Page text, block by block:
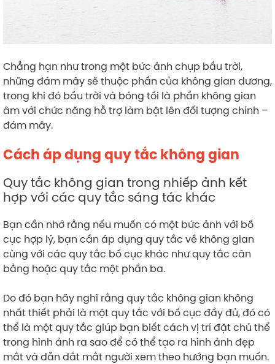
Chẳng hạn như trong một bức ảnh chụp bầu trời,
những đám mây sẽ thuộc phần của không gian dương,
trong khi đó bầu trời và bóng tối là phần không gian
âm với chức năng hỗ trợ làm bật lên đối tượng chính –
đám mây.
Cách áp dụng quy tắc không gian
Quy tắc không gian trong nhiếp ảnh kết
hợp với các quy tắc sáng tác khác
Bạn cần nhớ rằng nếu muốn có một bức ảnh với bố
cục hợp lý, bạn cần áp dụng quy tắc về không gian
cùng với các quy tắc bố cục khác như quy tắc cân
bằng hoặc quy tắc một phần ba.
Do đó bạn hãy nghĩ rằng quy tắc không gian không
nhất thiết phải là một quy tắc với bố cục đầy đủ, đó có
thể là một quy tắc giúp bạn biết cách vị trí đặt chủ thể
trong hình ảnh ra sao để có thể tạo ra hình ảnh đẹp
mắt và dẫn dắt mắt người xem theo hướng bạn muốn.